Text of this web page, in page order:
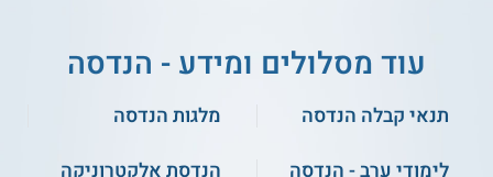
בהנדסת אלקטרוניקה
ועוד
עוד מסלולים ומידע - הנדסה
תנאי קבלה הנדסה
מלגות הנדסה
לימודי ערב - הנדסה
הנדסת אלקטרוניקה